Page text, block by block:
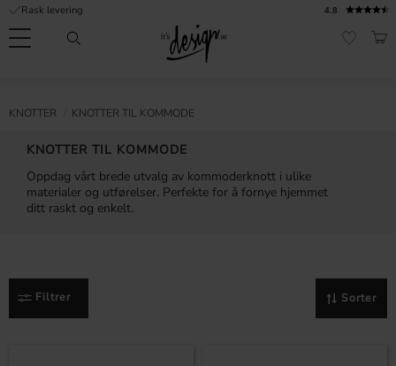
Meny
4.8
Rask levering
KNOTTER KNOTTER TIL KOMMODE
KNOTTER TIL KOMMODE
Oppdag vårt brede utvalg av kommoderknott i ulike
materialer og utførelser. Perfekte for å fornye hjemmet
ditt raskt og enkelt.
Filtrer Sorter
Vanlige spørsmål
Inspirasjon og tips